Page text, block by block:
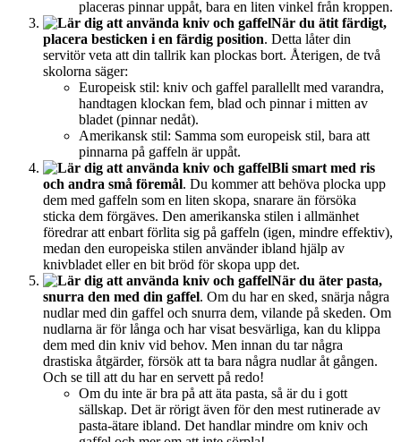
placeras pinnar uppåt, bara en liten vinkel från kroppen.
När du ätit färdigt,
placera besticken i en färdig position. Detta låter din
servitör veta att din tallrik kan plockas bort. Återigen, de två
skolorna säger:
Europeisk stil: kniv och gaffel parallellt med varandra,
handtagen klockan fem, blad och pinnar i mitten av
bladet (pinnar nedåt).
Amerikansk stil: Samma som europeisk stil, bara att
pinnarna på gaffeln är uppåt.
Bli smart med ris
och andra små föremål. Du kommer att behöva plocka upp
dem med gaffeln som en liten skopa, snarare än försöka
sticka dem förgäves. Den amerikanska stilen i allmänhet
föredrar att enbart förlita sig på gaffeln (igen, mindre effektiv),
medan den europeiska stilen använder ibland hjälp av
knivbladet eller en bit bröd för skopa upp det.
När du äter pasta,
snurra den med din gaffel. Om du har en sked, snärja några
nudlar med din gaffel och snurra dem, vilande på skeden. Om
nudlarna är för långa och har visat besvärliga, kan du klippa
dem med din kniv vid behov. Men innan du tar några
drastiska åtgärder, försök att ta bara några nudlar åt gången.
Och se till att du har en servett på redo!
Om du inte är bra på att äta pasta, så är du i gott
sällskap. Det är rörigt även för den mest rutinerade av
pasta-ätare ibland. Det handlar mindre om kniv och